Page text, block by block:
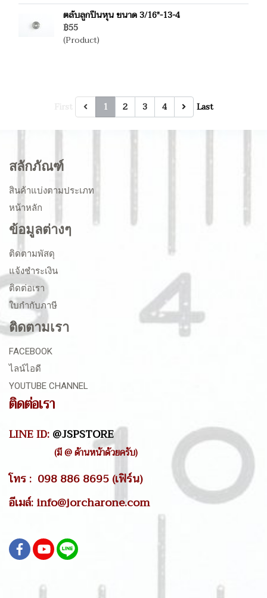
ตลับลูกปืนหุน ขนาด 3/16"-13-4
฿55
(Product)
1 2 3 4 Last
สลักภัณฑ์
สินค้าแบ่งตามประเภท
หน้าหลัก
ข้อมูลต่างๆ
ติดตามพัสดุ
แจ้งชำระเงิน
ติดต่อเรา
ใบกำกับภาษี
ติดตามเรา
FACEBOOK
ไลน์ไอดี
YOUTUBE CHANNEL
ติดต่อเรา
LINE ID:@JSPSTORE
(มี @ ด้านหน้าด้วยครับ)
โทร : 098 886 8695 (เฟิร์น)
อีเมล์: info@jorcharone.com